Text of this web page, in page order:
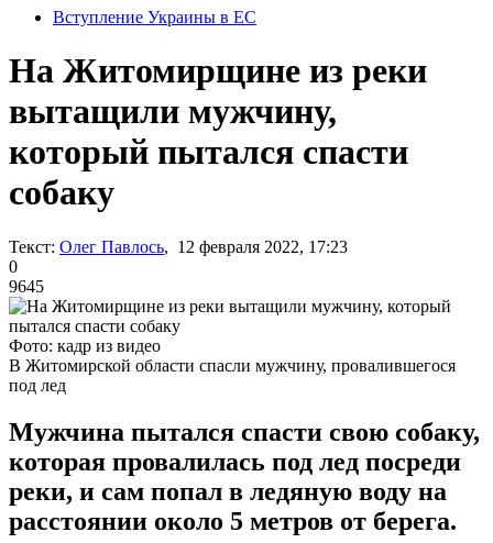
Вступление Украины в ЕС
На Житомирщине из реки
вытащили мужчину,
который пытался спасти
собаку
Текст: Олег Павлось, 12 февраля 2022, 17:23
0
9645
Фото: кадр из видео
В Житомирской области спасли мужчину, провалившегося
под лед
Мужчина пытался спасти свою собаку,
которая провалилась под лед посреди
реки, и сам попал в ледяную воду на
расстоянии около 5 метров от берега.